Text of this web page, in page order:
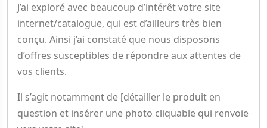
J’ai exploré avec beaucoup d’intérêt votre site
internet/catalogue, qui est d’ailleurs très bien
conçu. Ainsi j’ai constaté que nous disposons
d’offres susceptibles de répondre aux attentes de
vos clients.
Il s’agit notamment de [détailler le produit en
question et insérer une photo cliquable qui renvoie